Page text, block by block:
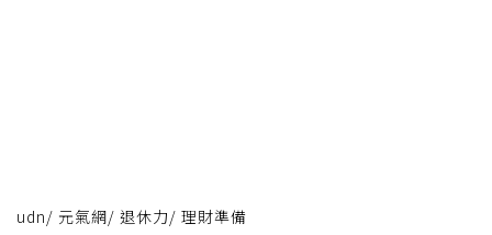
udn/ 元氣網/ 退休力/ 理財準備